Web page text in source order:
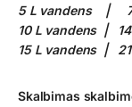
5 L vandens | 7
10 L vandens |
15 L vandens |
Skalbimas